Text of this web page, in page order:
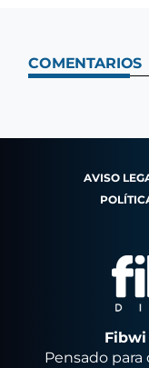
COMENTARIOS
AVISO
Fibwi
Pensado